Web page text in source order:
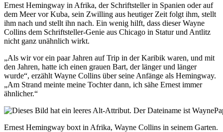
Ernest Hemingway in Afrika, der Schriftsteller in Spanien oder auf
dem Meer vor Kuba, sein Zwilling aus heutiger Zeit folgt ihm, stellt
ihm nach und stellt ihn nach. Ein wenig hilft, dass dieser Wayne
Collins dem Schriftsteller-Genie aus Chicago in Statur und Antlitz
nicht ganz unähnlich wirkt.
„Als wir vor ein paar Jahren auf Trip in der Karibik waren, und mit
den Jahren, hatte ich einen grauen Bart, der länger und länger
wurde“, erzählt Wayne Collins über seine Anfänge als Hemingway.
„Am Strand meinte meine Tochter dann, ich sähe Ernest immer
ähnlicher.“
Ernest Hemingway boxt in Afrika, Wayne Collins in seinem Garten.